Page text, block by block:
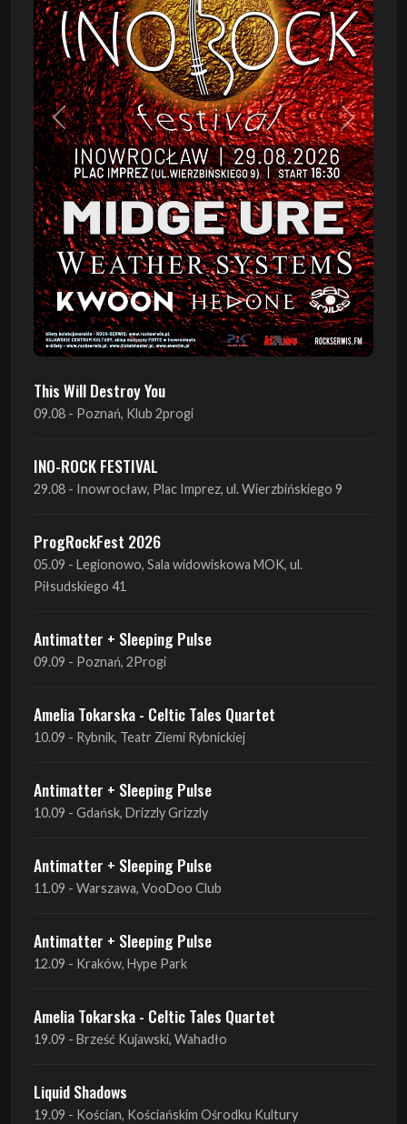
Poprzedni Następny
This Will Destroy You
09.08 - Poznań, Klub 2progi
INO-ROCK FESTIVAL
29.08 - Inowrocław, Plac Imprez, ul. Wierzbińskiego 9
ProgRockFest 2026
05.09 - Legionowo, Sala widowiskowa MOK, ul.
Piłsudskiego 41
Antimatter + Sleeping Pulse
09.09 - Poznań, 2Progi
Amelia Tokarska - Celtic Tales Quartet
10.09 - Rybnik, Teatr Ziemi Rybnickiej
Antimatter + Sleeping Pulse
10.09 - Gdańsk, Drizzly Grizzly
Antimatter + Sleeping Pulse
11.09 - Warszawa, VooDoo Club
Antimatter + Sleeping Pulse
12.09 - Kraków, Hype Park
Amelia Tokarska - Celtic Tales Quartet
19.09 - Brześć Kujawski, Wahadło
Liquid Shadows
19.09 - Kościan, Kościańskim Ośrodku Kultury